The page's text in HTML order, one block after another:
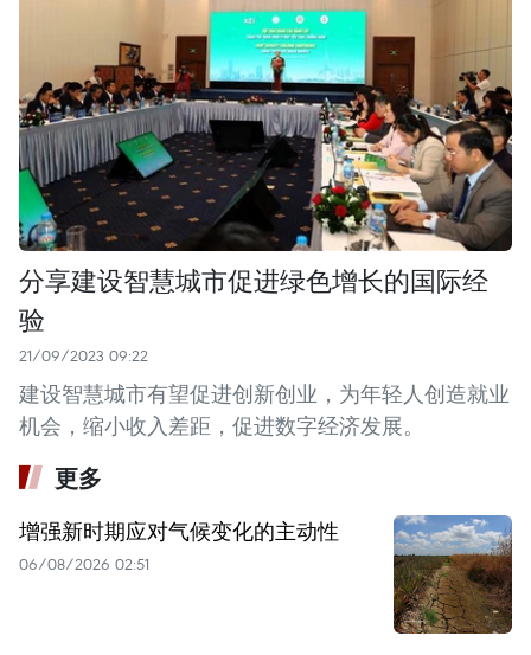
分享建设智慧城市促进绿色增长的国际经
验
21/09/2023 09:22
建设智慧城市有望促进创新创业，为年轻人创造就业
机会，缩小收入差距，促进数字经济发展。
更多
增强新时期应对气候变化的主动性
06/08/2026 02:51